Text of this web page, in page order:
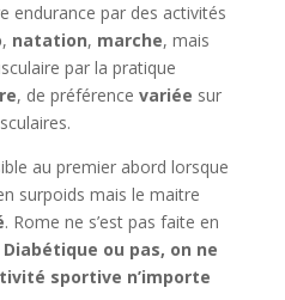
endurance par des activités
, natation, marche, mais
par la pratique
, de préférence variée sur
au premier abord lorsque
surpoids mais le maitre
. Rome ne s’est pas faite en
Diabétique ou pas, on ne
sportive n’importe